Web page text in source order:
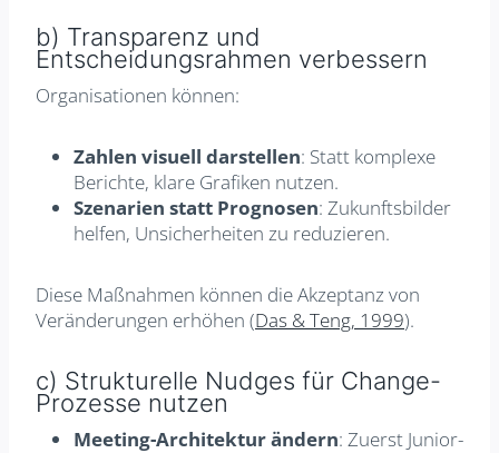
b) Transparenz und
Entscheidungsrahmen verbessern
Organisationen können:
Zahlen visuell darstellen: Statt komplexe
Berichte, klare Grafiken nutzen.
Szenarien statt Prognosen: Zukunftsbilder
helfen, Unsicherheiten zu reduzieren.
Diese Maßnahmen können die Akzeptanz von
Veränderungen erhöhen (Das & Teng, 1999).
c) Strukturelle Nudges für Change-
Prozesse nutzen
Meeting-Architektur ändern: Zuerst Junior-